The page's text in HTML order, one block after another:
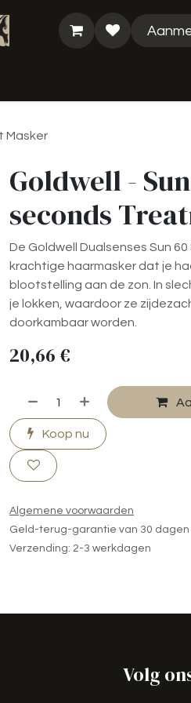
Masker
Goldwell -
seconds
De Goldwell Dualsenses Sun
krachtige haarmasker dat je
blootstelling aan de zon. In
je lokken, waardoor ze
doorkambaar worden.
20,66€
Koop nu
Algemene voorwaarden
Geld-terug-garantie van 30 dagen
Verzending: 2-3 werkdagen
Volg